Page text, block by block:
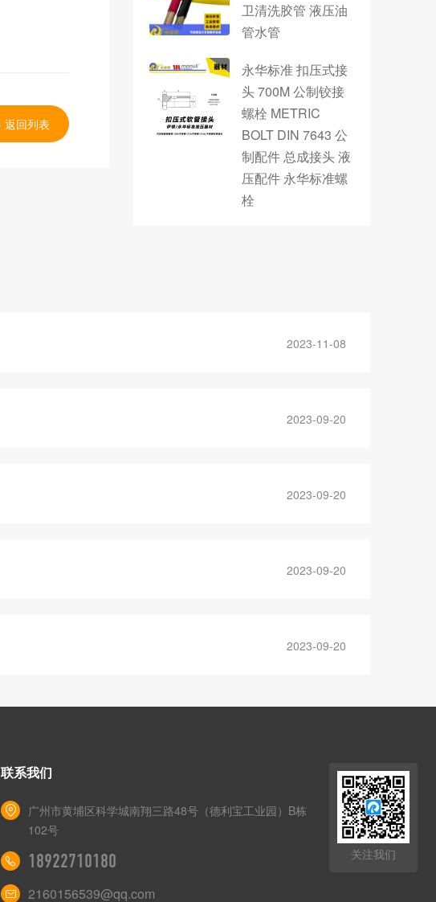
返回列表
卫清洗胶管 液压油
管水管
永华标准 扣压式接
头 700M 公制铰接
螺栓 METRIC
BOLT DIN 7643 公
制配件 总成接头 液
压配件 永华标准螺
栓
2023-11-08
2023-09-20
2023-09-20
2023-09-20
2023-09-20
联系我们
广州市黄埔区科学城南翔三路48号（德利宝工业园）B栋
102号
18922710180
2160156539@qq.com
关注我们